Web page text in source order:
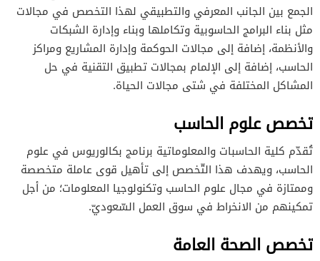
الجمع بين الجانب المعرفي والتطبيقي لهذا التخصص في مجالات
مثل بناء البرامج الحاسوبية وتكاملها وبناء وإدارة الشبكات
والأنظمة، إضافة إلى مجالات الحوكمة وإدارة المشاريع ومراكز
الحاسب، إضافة إلى الإلمام بمجالات تطبيق التقنية في حل
المشاكل المختلفة في شتى مجالات الحياة.
تخصص علوم الحاسب
تُقدّم كلية الحاسبات والمعلوماتية برنامج بكالوريوس في علوم
الحاسب، ويهدف هذا التّخصص إلى تأهيل قوى عاملة متخصصة
وممتازة في مجال علوم الحاسب وتكنولوجيا المعلومات؛ من أجل
تمكينهم من الانخراط في سوق العمل السّعوديّ.
تخصص الصحة العامة